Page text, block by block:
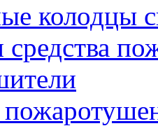
колодцы